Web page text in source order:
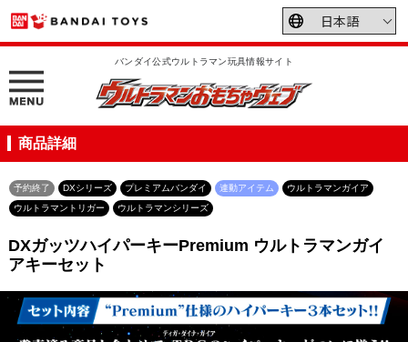
バンダイ公式ウルトラマン玩具情報サイト
商品詳細
予約終了 DXシリーズ プレミアムバンダイ 連動アイテム
ウルトラマンガイア
ウルトラマントリガー
ウルトラマンシリーズ
DXガッツハイパーキーPremium ウルトラマンガイ
アキーセット